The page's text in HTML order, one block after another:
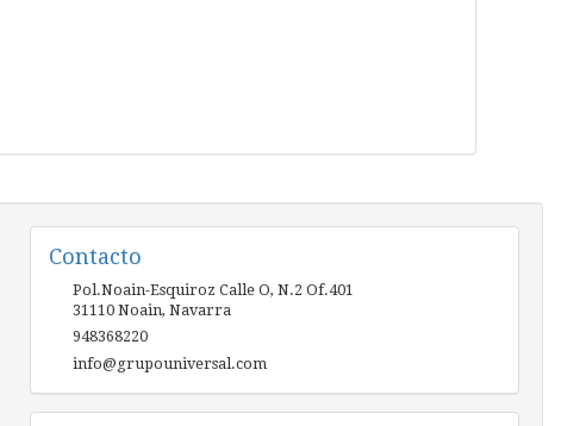
Contacto
Pol.Noain-Esquiroz Calle O, N.2 Of.401
31110 Noain, Navarra
948368220
info@grupouniversal.com